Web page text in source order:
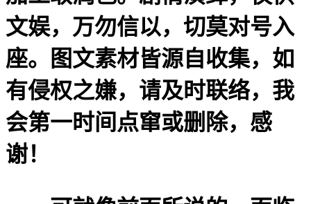
文娱，万勿信以，切莫对号入
座。图文素材皆源自收集，如
有侵权之嫌，请及时联络，我
会第一时间点窜或删除，感
谢！